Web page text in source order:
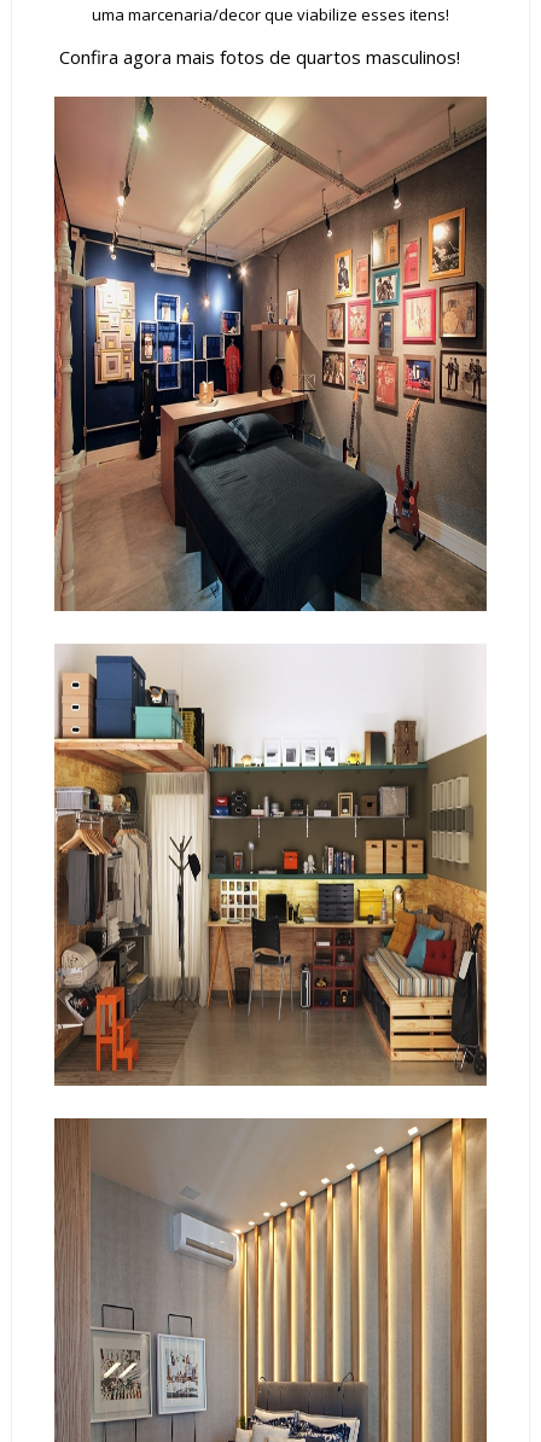
uma marcenaria/decor que viabilize esses itens!
Confira agora mais fotos de quartos masculinos!